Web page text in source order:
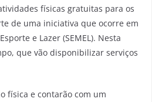
físicas gratuitas para os
de uma iniciativa que ocorre em
e Lazer (SEMEL). Nesta
que vão disponibilizar serviços
física e contarão com um